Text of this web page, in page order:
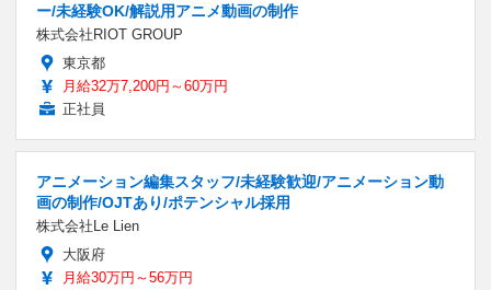
ー/未経験OK/解説用アニメ動画の制作
株式会社RIOT GROUP
東京都
月給32万7,200円～60万円
正社員
アニメーション編集スタッフ/未経験歓迎/アニメーション動
画の制作/OJTあり/ポテンシャル採用
株式会社Le Lien
大阪府
月給30万円～56万円